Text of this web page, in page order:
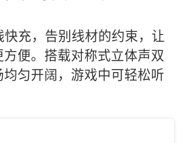
快充，告别线材的约束，让
便。搭载对称式立体声双
均匀开阔，游戏中可轻松听